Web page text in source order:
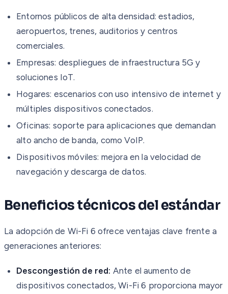
Entornos públicos de alta densidad: estadios,
aeropuertos, trenes, auditorios y centros
comerciales.
Empresas: despliegues de infraestructura 5G y
soluciones IoT.
Hogares: escenarios con uso intensivo de internet y
múltiples dispositivos conectados.
Oficinas: soporte para aplicaciones que demandan
alto ancho de banda, como VoIP.
Dispositivos móviles: mejora en la velocidad de
navegación y descarga de datos.
Beneficios técnicos del estándar
La adopción de Wi-Fi 6 ofrece ventajas clave frente a
generaciones anteriores:
Descongestión de red: Ante el aumento de
dispositivos conectados, Wi-Fi 6 proporciona mayor